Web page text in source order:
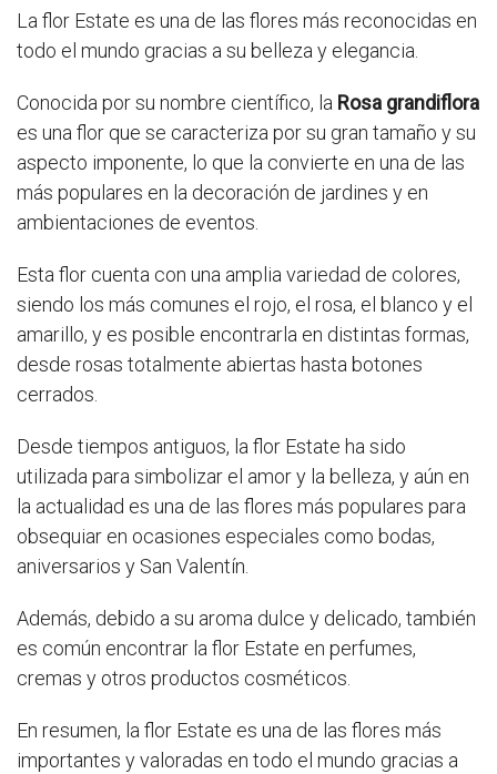
La flor Estate es una de las flores más reconocidas en
todo el mundo gracias a su belleza y elegancia.
Conocida por su nombre científico, la Rosa grandiflora
es una flor que se caracteriza por su gran tamaño y su
aspecto imponente, lo que la convierte en una de las
más populares en la decoración de jardines y en
ambientaciones de eventos.
Esta flor cuenta con una amplia variedad de colores,
siendo los más comunes el rojo, el rosa, el blanco y el
amarillo, y es posible encontrarla en distintas formas,
desde rosas totalmente abiertas hasta botones
cerrados.
Desde tiempos antiguos, la flor Estate ha sido
utilizada para simbolizar el amor y la belleza, y aún en
la actualidad es una de las flores más populares para
obsequiar en ocasiones especiales como bodas,
aniversarios y San Valentín.
Además, debido a su aroma dulce y delicado, también
es común encontrar la flor Estate en perfumes,
cremas y otros productos cosméticos.
En resumen, la flor Estate es una de las flores más
importantes y valoradas en todo el mundo gracias a